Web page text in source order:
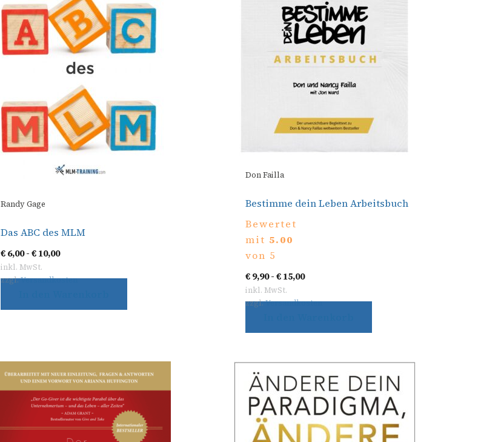
Randy Gage
Das ABC des MLM
€ 6,00-€ 10,00
inkl. MwSt.
zzgl.Versandkosten
Don Failla
Bestimme dein Leben Arbeitsbuch
Bewertet
mit 5.00
von 5
€ 9,90-€ 15,00
inkl. MwSt.
zzgl.Versandkosten